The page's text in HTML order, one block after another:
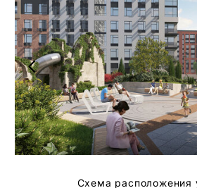
Схема расположения